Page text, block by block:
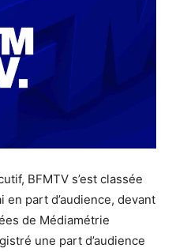
BFMTV s’est classée
part d’audience, devant
de Médiamétrie
une part d’audience